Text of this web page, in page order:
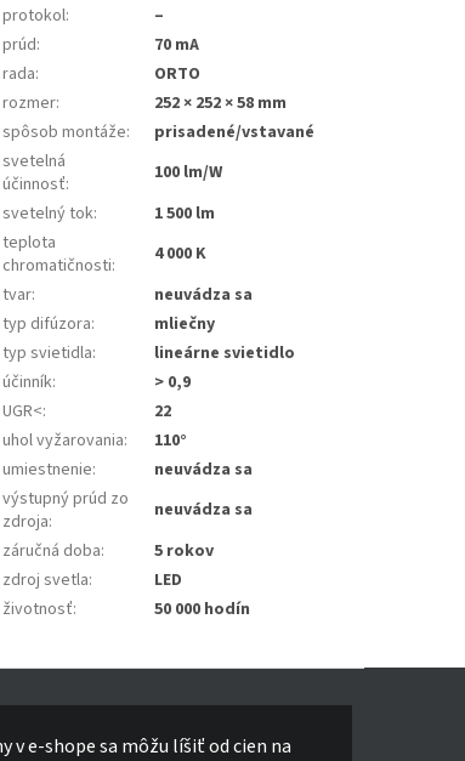
protokol:
–
prúd:
70 mA
rada:
ORTO
rozmer:
252 × 252 × 58 mm
spôsob montáže:
prisadené/vstavané
svetelná
účinnosť:
100 lm/W
svetelný tok:
1 500 lm
teplota
chromatičnosti:
4 000 K
tvar:
neuvádza sa
typ difúzora:
mliečny
typ svietidla:
lineárne svietidlo
účinník:
> 0,9
UGR<:
22
uhol vyžarovania:
110°
umiestnenie:
neuvádza sa
výstupný prúd zo
zdroja:
neuvádza sa
záručná doba:
5 rokov
zdroj svetla:
LED
životnosť: 50 000 hodín
v e-shope sa môžu líšiť od cien na